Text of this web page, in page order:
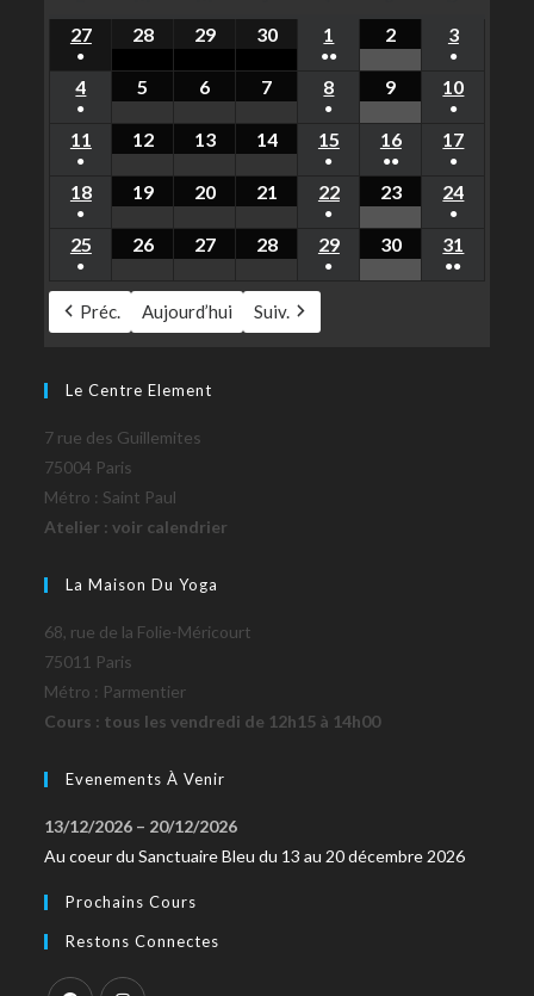
27
●
28 29 30 1
●●
2 3
●
4
●
5 6 7 8
●
9 10
●
11
●
12 13 14 15
●
16
●●
17
●
18
●
19 20 21 22
●
23 24
●
25
●
26 27 28 29
●
30 31
●●
Préc. Aujourd’hui Suiv.
Le Centre Element
7 rue des Guillemites
75004 Paris
Métro : Saint Paul
Atelier : voir calendrier
La Maison Du Yoga
68, rue de la Folie-Méricourt
75011 Paris
Métro : Parmentier
Cours : tous les vendredi de 12h15 à 14h00
Evenements À Venir
13/12/2026 – 20/12/2026
Au coeur du Sanctuaire Bleu du 13 au 20 décembre 2026
Prochains Cours
Restons Connectes